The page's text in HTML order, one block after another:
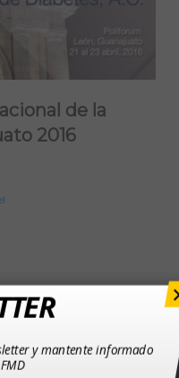
de la
2016
y mantente informado